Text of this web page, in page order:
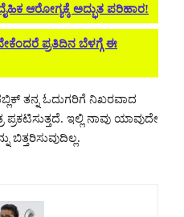
ಆರೋಗ್ಯಕ್ಕೆ ಅದ್ಭುತ ಪರಿಹಾರ!
ಪ್ರತಿದಿನ ಬೆಳಗ್ಗೆ ಈ
ತನ್ನ ಓದುಗರಿಗೆ ನಿಖರವಾದ
ಇಲ್ಲಿ ನಾವು ಯಾವುದೇ
ಬಿತ್ತರಿಸುವುದಿಲ್ಲ.